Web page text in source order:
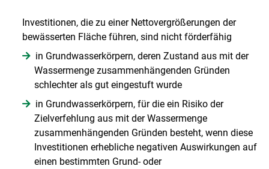
Investitionen, die zu einer Nettovergrößerungen der
bewässerten Fläche führen, sind nicht förderfähig
in Grundwasserkörpern, deren Zustand aus mit der
Wassermenge zusammenhängenden Gründen
schlechter als gut eingestuft wurde
in Grundwasserkörpern, für die ein Risiko der
Zielverfehlung aus mit der Wassermenge
zusammenhängenden Gründen besteht, wenn diese
Investitionen erhebliche negativen Auswirkungen auf
einen bestimmten Grund- oder